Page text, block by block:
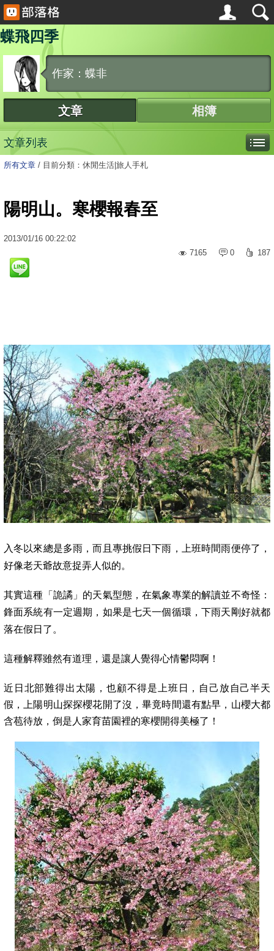
蝶飛四季
作家：蝶非
文章 相簿
文章列表
所有文章 / 目前分類：休閒生活|旅人手札
陽明山。寒櫻報春至
2013/01/16 00:22:02
7165
0 187
入冬以來總是多雨，而且專挑假日下雨，上班時間雨便停了，
好像老天爺故意捉弄人似的。
其實這種「詭譎」的天氣型態，在氣象專業的解讀並不奇怪：
鋒面系統有一定週期，如果是七天一個循環，下雨天剛好就都
落在假日了。
這種解釋雖然有道理，還是讓人覺得心情鬱悶啊！
近日北部難得出太陽，也顧不得是上班日，自己放自己半天
假，上陽明山探探櫻花開了沒，畢竟時間還有點早，山櫻大都
含苞待放，倒是人家育苗園裡的寒櫻開得美極了！